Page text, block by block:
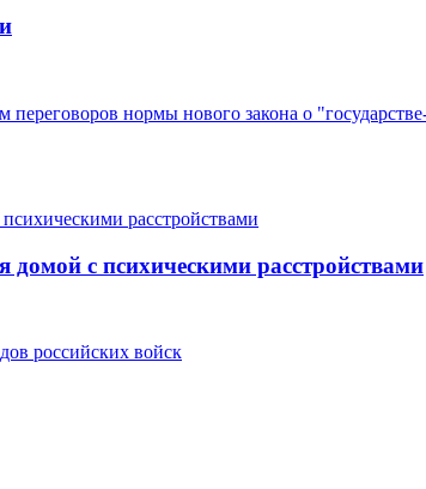
нормы нового закона о
с психическими расстройствами
российских войск